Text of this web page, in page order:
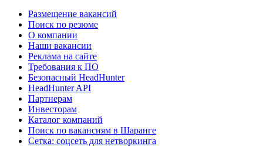
Размещение вакансий
Поиск по резюме
О компании
Наши вакансии
Реклама на сайте
Требования к ПО
Безопасный HeadHunter
HeadHunter API
Партнерам
Инвесторам
Каталог компаний
Поиск по вакансиям в Шаранге
Сетка: соцсеть для нетворкинга